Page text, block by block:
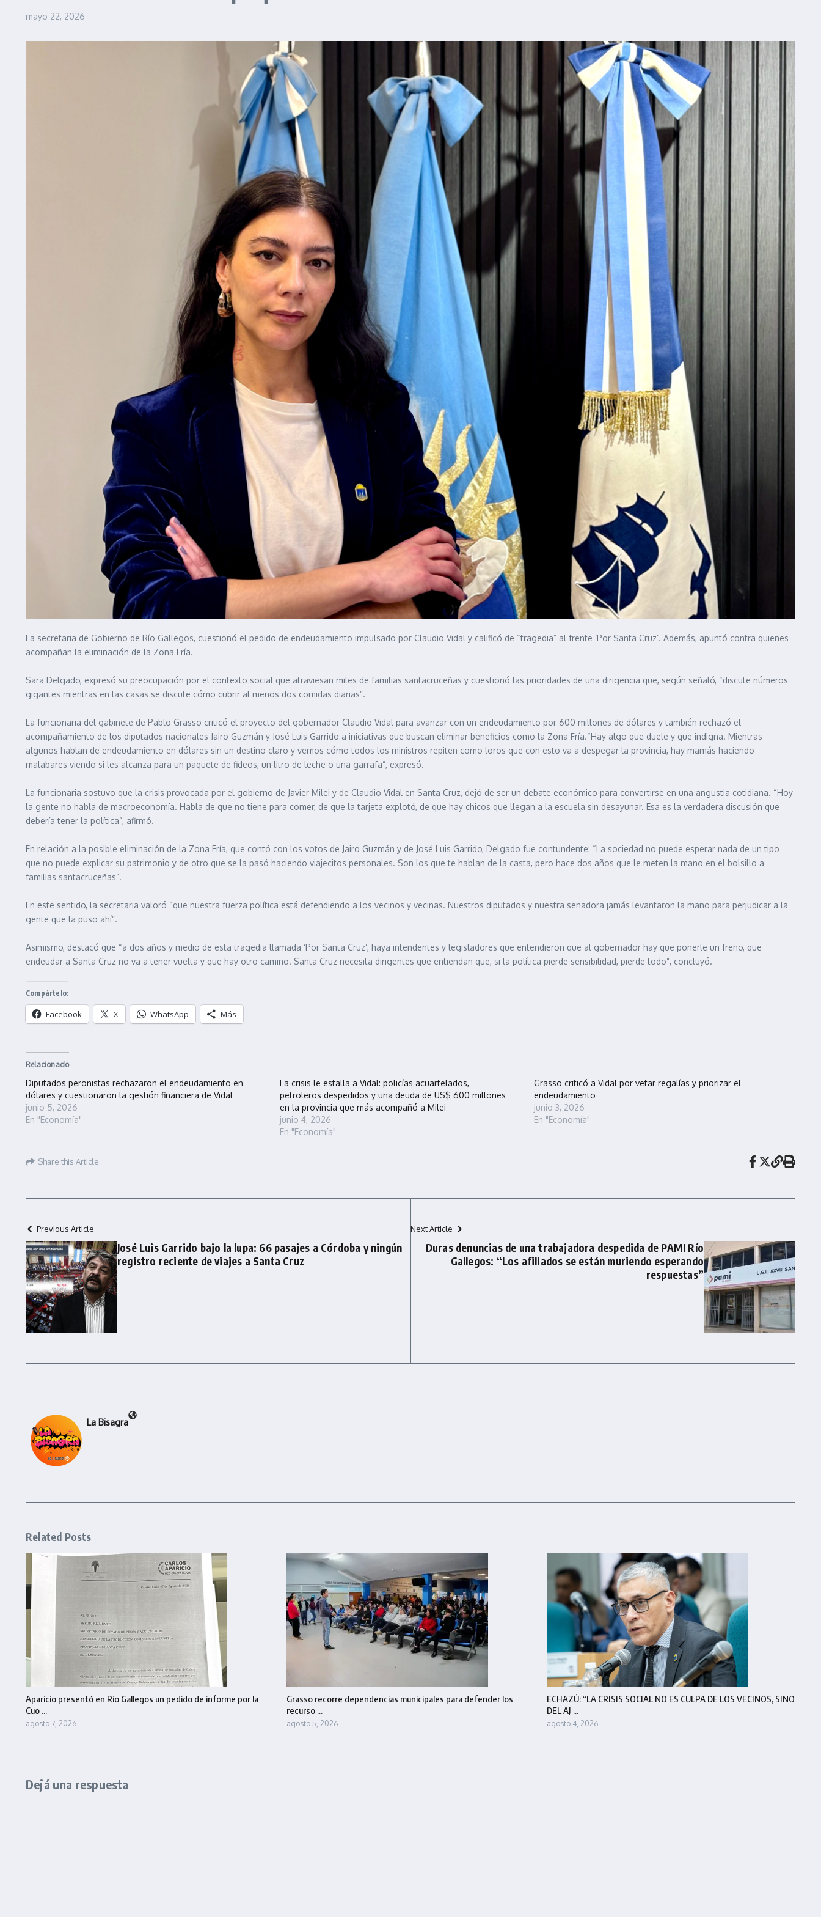
mayo 22, 2026
La secretaria de Gobierno de Río Gallegos, cuestionó el pedido de endeudamiento impulsado por Claudio Vidal y calificó de “tragedia” al frente ‘Por Santa Cruz’. Además, apuntó contra quienes
acompañan la eliminación de la Zona Fría.
Sara Delgado, expresó su preocupación por el contexto social que atraviesan miles de familias santacruceñas y cuestionó las prioridades de una dirigencia que, según señaló, “discute números
gigantes mientras en las casas se discute cómo cubrir al menos dos comidas diarias”.
La funcionaria del gabinete de Pablo Grasso criticó el proyecto del gobernador Claudio Vidal para avanzar con un endeudamiento por 600 millones de dólares y también rechazó el
acompañamiento de los diputados nacionales Jairo Guzmán y José Luis Garrido a iniciativas que buscan eliminar beneficios como la Zona Fría.“Hay algo que duele y que indigna. Mientras
algunos hablan de endeudamiento en dólares sin un destino claro y vemos cómo todos los ministros repiten como loros que con esto va a despegar la provincia, hay mamás haciendo
malabares viendo si les alcanza para un paquete de fideos, un litro de leche o una garrafa”, expresó.
La funcionaria sostuvo que la crisis provocada por el gobierno de Javier Milei y de Claudio Vidal en Santa Cruz, dejó de ser un debate económico para convertirse en una angustia cotidiana. “Hoy
la gente no habla de macroeconomía. Habla de que no tiene para comer, de que la tarjeta explotó, de que hay chicos que llegan a la escuela sin desayunar. Esa es la verdadera discusión que
debería tener la política”, afirmó.
En relación a la posible eliminación de la Zona Fría, que contó con los votos de Jairo Guzmán y de José Luis Garrido, Delgado fue contundente: “La sociedad no puede esperar nada de un tipo
que no puede explicar su patrimonio y de otro que se la pasó haciendo viajecitos personales. Son los que te hablan de la casta, pero hace dos años que le meten la mano en el bolsillo a
familias santacruceñas”.
En este sentido, la secretaria valoró “que nuestra fuerza política está defendiendo a los vecinos y vecinas. Nuestros diputados y nuestra senadora jamás levantaron la mano para perjudicar a la
gente que la puso ahí”.
Asimismo, destacó que “a dos años y medio de esta tragedia llamada ‘Por Santa Cruz’, haya intendentes y legisladores que entendieron que al gobernador hay que ponerle un freno, que
endeudar a Santa Cruz no va a tener vuelta y que hay otro camino. Santa Cruz necesita dirigentes que entiendan que, si la política pierde sensibilidad, pierde todo”, concluyó.
Compártelo:
Facebook X WhatsApp Más
Relacionado
Diputados peronistas rechazaron el endeudamiento en
dólares y cuestionaron la gestión financiera de Vidal
junio 5, 2026
En "Economía"
La crisis le estalla a Vidal: policías acuartelados,
petroleros despedidos y una deuda de US$ 600 millones
en la provincia que más acompañó a Milei
junio 4, 2026
En "Economía"
Grasso criticó a Vidal por vetar regalías y priorizar el
endeudamiento
junio 3, 2026
En "Economía"
Share this Article
Previous Article
José Luis Garrido bajo la lupa: 66 pasajes a Córdoba y ningún
registro reciente de viajes a Santa Cruz
Next Article
Duras denuncias de una trabajadora despedida de PAMI Río
Gallegos: “Los afiliados se están muriendo esperando
respuestas”
La Bisagra
Related Posts
Aparicio presentó en Río Gallegos un pedido de informe por la
Cuo ...
agosto 7, 2026
Grasso recorre dependencias municipales para defender los
recurso ...
agosto 5, 2026
ECHAZÚ: “LA CRISIS SOCIAL NO ES CULPA DE LOS VECINOS, SINO
DEL AJ ...
agosto 4, 2026
Dejá una respuesta